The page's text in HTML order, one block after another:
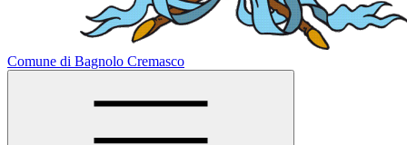
Comune di Bagnolo Cremasco